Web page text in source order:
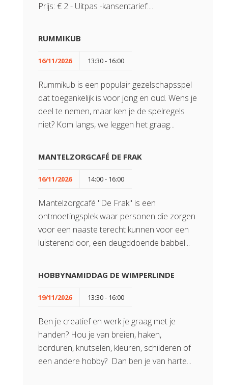
Prijs: € 2 - Uitpas -kansentarief:...
RUMMIKUB
16/11/2026 13:30 - 16:00
Rummikub is een populair gezelschapsspel
dat toegankelijk is voor jong en oud. Wens je
deel te nemen, maar ken je de spelregels
niet? Kom langs, we leggen het graag...
MANTELZORGCAFÉ DE FRAK
16/11/2026 14:00 - 16:00
Mantelzorgcafé "De Frak" is een
ontmoetingsplek waar personen die zorgen
voor een naaste terecht kunnen voor een
luisterend oor, een deugddoende babbel...
HOBBYNAMIDDAG DE WIMPERLINDE
19/11/2026 13:30 - 16:00
Ben je creatief en werk je graag met je
handen? Hou je van breien, haken,
borduren, knutselen, kleuren, schilderen of
een andere hobby? Dan ben je van harte...